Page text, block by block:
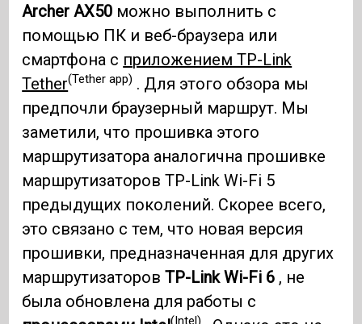
Archer AX50 можно выполнить с
помощью ПК и веб-браузера или
смартфона с приложением TP-Link
Tether(Tether app) . Для этого обзора мы
предпочли браузерный маршрут. Мы
заметили, что прошивка этого
маршрутизатора аналогична прошивке
маршрутизаторов TP-Link Wi-Fi 5
предыдущих поколений. Скорее всего,
это связано с тем, что новая версия
прошивки, предназначенная для других
маршрутизаторовTP-Link Wi-Fi 6 , не
была обновлена ​​для работы с
(Intel)